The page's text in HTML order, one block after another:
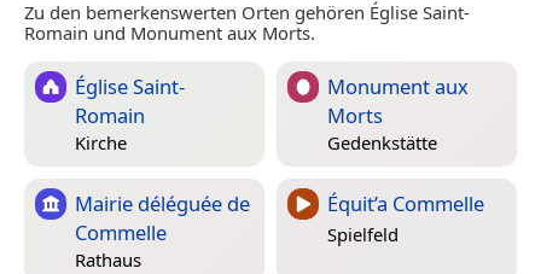
Zu den bemerkenswerten Orten gehören Église Saint-
Romain und Monument aux Morts.
Église Saint-
Romain
Kirche
Monument aux
Morts
Gedenkstätte
Mairie déléguée de
Commelle
Rathaus
Équit’a Commelle
Spielfeld